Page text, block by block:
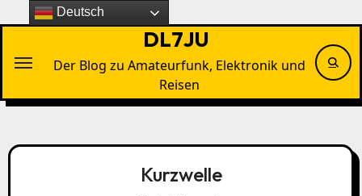
Inhalten
DL7JU
Der Blog zu Amateurfunk, Elektronik und
Reisen
Kurzwelle
Deutsch